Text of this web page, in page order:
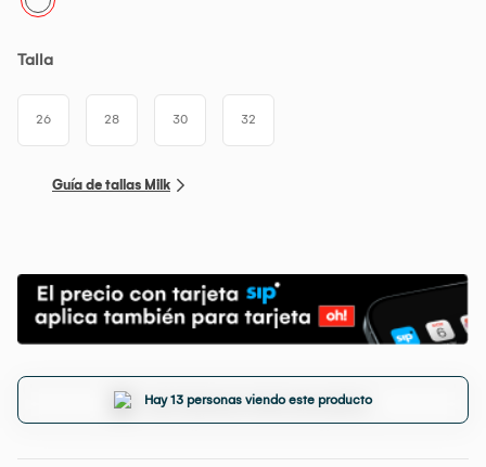
Talla
26 28 30 32
Guía de tallas Milk
Hay 13 personas viendo este producto